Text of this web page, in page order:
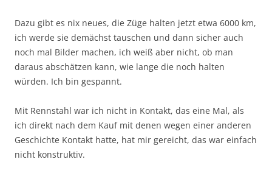
Dazu gibt es nix neues, die Züge halten jetzt etwa 6000 km,
ich werde sie demächst tauschen und dann sicher auch
noch mal Bilder machen, ich weiß aber nicht, ob man
daraus abschätzen kann, wie lange die noch halten
würden. Ich bin gespannt.
Mit Rennstahl war ich nicht in Kontakt, das eine Mal, als
ich direkt nach dem Kauf mit denen wegen einer anderen
Geschichte Kontakt hatte, hat mir gereicht, das war einfach
nicht konstruktiv.